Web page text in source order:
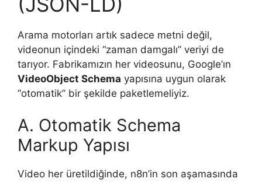
Arama motorları artık sadece metni değil,
videonun içindeki “zaman damgalı” veriyi de
tarıyor. Fabrikamızın her videosunu, Google’ın
VideoObject Schema yapısına uygun olarak
“otomatik” bir şekilde paketlemeliyiz.
A. Otomatik Schema
Markup Yapısı
Video her üretildiğinde, n8n’in son aşamasında